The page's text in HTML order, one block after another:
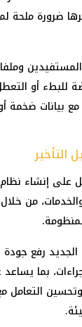
ضرورة ملحة
للبطء أو
بيانات ضخمة
التأخير
على إنشاء
من
الجديد رفع جودة
بما
التعامل